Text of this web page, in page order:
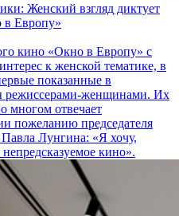
Женский взгляд диктует
в Европу»
кино «Окно в Европу» с
к женской тематике, в
показанные в
режиссерами-женщинами. Их
многом отвечает
пожеланию председателя
Лунгина: «Я хочу,
кино».